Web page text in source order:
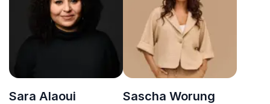
teams en individuen.
Sara Alaoui Sascha Worung